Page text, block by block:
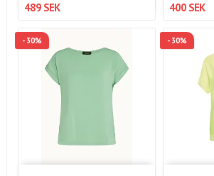
489 SEK 400 SEK
- 30% - 30%